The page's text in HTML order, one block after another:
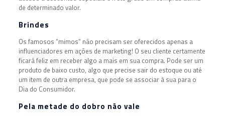
de determinado valor.
Brindes
Os famosos “mimos” não precisam ser oferecidos apenas a
influenciadores em ações de marketing! O seu cliente certamente
ficará feliz em receber algo a mais em sua compra. Pode ser um
produto de baixo custo, algo que precise sair do estoque ou até
um item de outra empresa, que pode se associar à sua para o
Dia do Consumidor.
Pela metade do dobro não vale